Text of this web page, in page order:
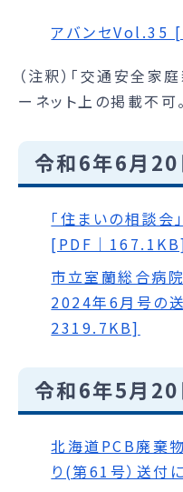
アバンセVol.35
（注釈）「交通安全家
ーネット上の掲載不可。
令和6年6月20
「住まいの相談会
[PDF｜
市立室蘭総合病院
2024年6月号の
2319.7KB]
令和6年5月20
北海道PCB廃棄
り(第61号）送